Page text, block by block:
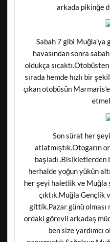
arkada pikinğe
Sabah 7 gibi Muğla’ya
havasından sonra
oldukça
sırada hemde hızlı bir
çıkan otobüsün
Son sürat her
atlatmıştık.Otogarın
başladı .Bisikletlerden
herhalde yoğun yükün
her şeyi haletlik ve Muğla
çıktık.Muğla Gençlik
gittik.Pazar günü olması
ordaki görevli arkadaş
ben size yardımcı